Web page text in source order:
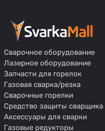
Сварочное оборудование
Лазерное оборудование
Запчасти для горелок
Газовая сварка/резка
Сварочные горелки
Средство защиты сварщика
Аксессуары для сварки
Газовые редукторы